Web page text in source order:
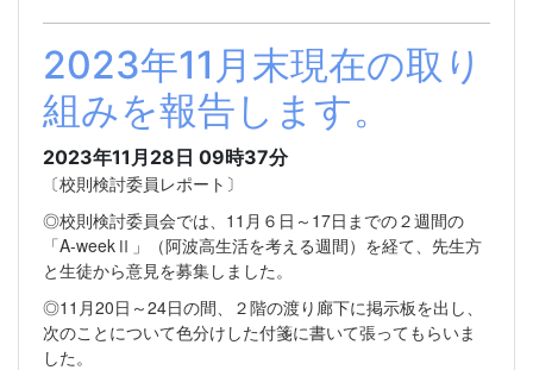
2023年11月末現在の取り
組みを報告します。
2023年11月28日 09時37分
〔校則検討委員レポート〕
◎校則検討委員会では、11月６日～17日までの２週間の
「A-weekⅡ」（阿波高生活を考える週間）を経て、先生方
と生徒から意見を募集しました。
◎11月20日～24日の間、２階の渡り廊下に掲示板を出し、
次のことについて色分けした付箋に書いて張ってもらいま
した。